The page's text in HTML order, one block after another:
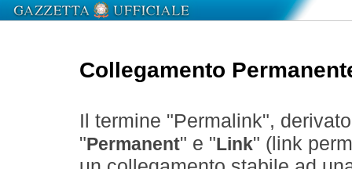
Collegamento
Il termine "Permalink",
" Permanent" e " Link" (link